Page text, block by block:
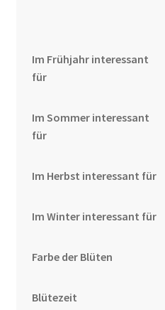
Im Frühjahr interessant
für
Im Sommer interessant
für
Im Herbst interessant für
Im Winter interessant für
Farbe der Blüten
Blütezeit